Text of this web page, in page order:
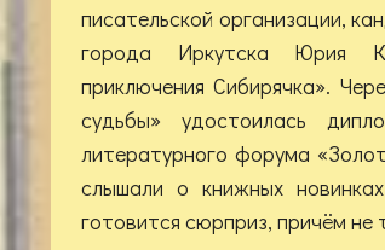
писательской организации,
города Иркутска Юрия
приключения Сибирячка».
судьбы» удостоилась
литературного форума
слышали о книжных
готовится сюрприз, причём не